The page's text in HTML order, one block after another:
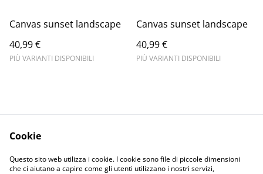
Canvas sunset landscape
40,99 €
PIÙ VARIANTI DISPONIBILI
Canvas sunset landscape
40,99 €
PIÙ VARIANTI DISPONIBILI
Informativa sulla
privacy
Terms and
conditions
Cookie
Questo sito web utilizza i cookie. I cookie sono file di piccole dimensioni
che ci aiutano a capire come gli utenti utilizzano i nostri servizi,